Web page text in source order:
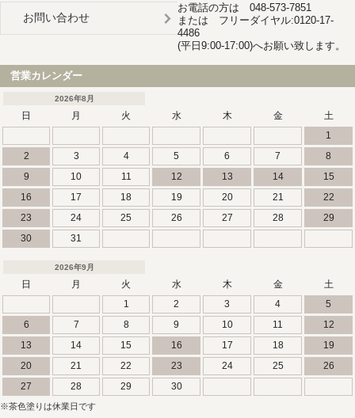
お問い合わせ
お電話の方は 048-573-7851
または フリーダイヤル:0120-17-
4486
(平日9:00-17:00)へお願い致します。
営業カレンダー
2026年8月
日 月 火 水 木 金
土
1
2
3 4 5 6 7
8
9
10 11 12 13 14
15
16
17 18 19 20 21
22
23
24 25 26 27 28
29
30
31
2026年9月
日 月 火 水 木 金
土
1
2 3 4
5
6
7 8 9 10 11
12
13
14 15 16 17 18
19
20
21 22 23 24 25
26
27
28 29 30
※茶色塗りは休業日です